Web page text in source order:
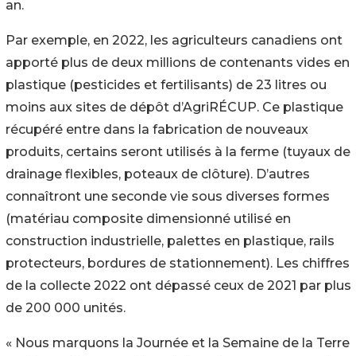
an.
Par exemple, en 2022, les agriculteurs canadiens ont
apporté plus de deux millions de contenants vides en
plastique (pesticides et fertilisants) de 23 litres ou
moins aux sites de dépôt d’AgriRÉCUP. Ce plastique
récupéré entre dans la fabrication de nouveaux
produits, certains seront utilisés à la ferme (tuyaux de
drainage flexibles, poteaux de clôture). D’autres
connaîtront une seconde vie sous diverses formes
(matériau composite dimensionné utilisé en
construction industrielle, palettes en plastique, rails
protecteurs, bordures de stationnement). Les chiffres
de la collecte 2022 ont dépassé ceux de 2021 par plus
de 200 000 unités.
« Nous marquons la Journée et la Semaine de la Terre